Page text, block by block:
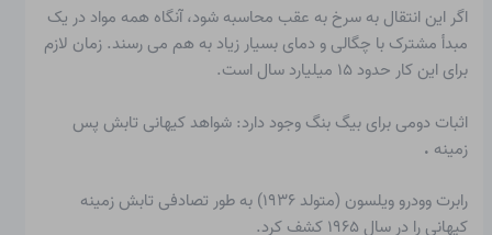
اگر این انتقال به سرخ به عقب محاسبه شود، آنگاه همه مواد در یک
مبدأ مشترک با چگالی و دمای بسیار زیاد به هم می رسند. زمان لازم
برای این کار حدود ۱۵ میلیارد سال است.
اثبات دومی برای بیگ بنگ وجود دارد: شواهد کیهانی تابش پس
زمینه .
رابرت وودرو ویلسون (متولد ۱۹۳۶) به طور تصادفی تابش زمینه
کیهانی را در سال ۱۹۶۵ کشف کرد.